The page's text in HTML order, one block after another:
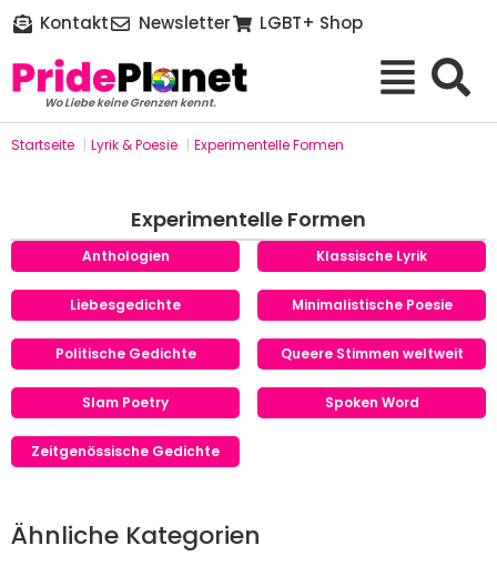
Kontakt Newsletter LGBT+ Shop
Wo Liebe keine Grenzen kennt.
Startseite | Lyrik & Poesie | Experimentelle Formen
Experimentelle Formen
Anthologien Klassische Lyrik
Liebesgedichte Minimalistische Poesie
Politische Gedichte Queere Stimmen weltweit
Slam Poetry Spoken Word
Zeitgenössische Gedichte
Ähnliche Kategorien